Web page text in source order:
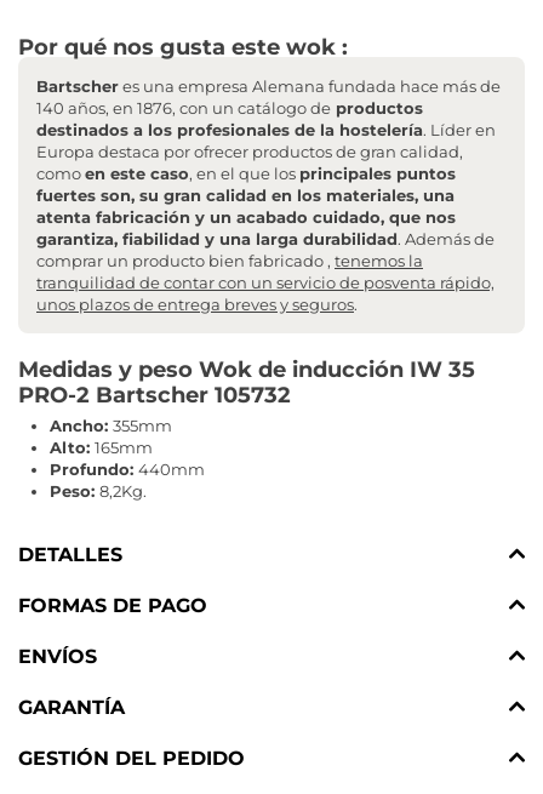
Por qué nos gusta este wok :
Bartscheres una empresa Alemana fundada hace más de
140 años, en 1876, con un catálogo de productos
destinados a los profesionales de la hostelería. Líder en
Europa destaca por ofrecer productos de gran calidad,
comoen este caso, en el que los principales puntos
fuertes son, su gran calidad en los materiales, una
atenta fabricación y un acabado cuidado, que nos
garantiza, fiabilidad y una larga durabilidad. Además de
comprar un producto bien fabricado , tenemos la
tranquilidad de contar con un servicio de posventa rápido,
unos plazos de entrega breves y seguros.
Medidas y peso Wok de inducción IW 35
PRO-2 Bartscher 105732
Ancho: 355mm
Alto: 165mm
Profundo: 440mm
Peso: 8,2Kg.
DETALLES
FORMAS DE PAGO
ENVÍOS
GARANTÍA
GESTIÓN DEL PEDIDO